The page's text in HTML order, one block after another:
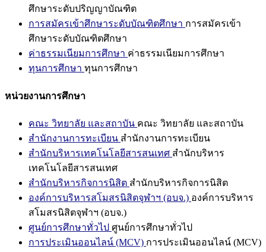
ศึกษาระดับปริญญาบัณฑิต
การสมัครเข้าศึกษาระดับบัณฑิตศึกษา การสมัครเข้า
ศึกษาระดับบัณฑิตศึกษา
ค่าธรรมเนียมการศึกษา ค่าธรรมเนียมการศึกษา
ทุนการศึกษา ทุนการศึกษา
หน่วยงานการศึกษา
คณะ วิทยาลัย และสถาบัน คณะ วิทยาลัย และสถาบัน
สำนักงานการทะเบียน สำนักงานการทะเบียน
สำนักบริหารเทคโนโลยีสารสนเทศ สำนักบริหาร
เทคโนโลยีสารสนเทศ
สำนักบริหารกิจการนิสิต สำนักบริหารกิจการนิสิต
องค์การบริหารสโมสรนิสิตจุฬาฯ (อบจ.) องค์การบริหาร
สโมสรนิสิตจุฬาฯ (อบจ.)
ศูนย์การศึกษาทั่วไป ศูนย์การศึกษาทั่วไป
การประเมินออนไลน์ (MCV) การประเมินออนไลน์ (MCV)